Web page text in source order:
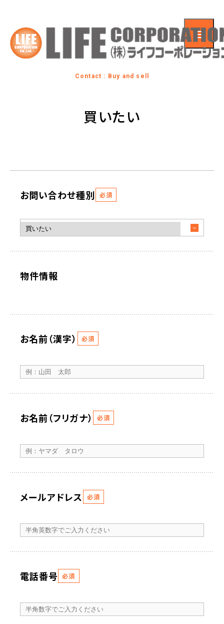
Contact : Buy and sell
買いたい
お問い合わせ種別 必須
物件情報
お名前（漢字） 必須
お名前（フリガナ） 必須
メールアドレス 必須
電話番号 必須